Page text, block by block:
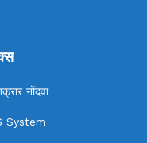
नोंदवा
System